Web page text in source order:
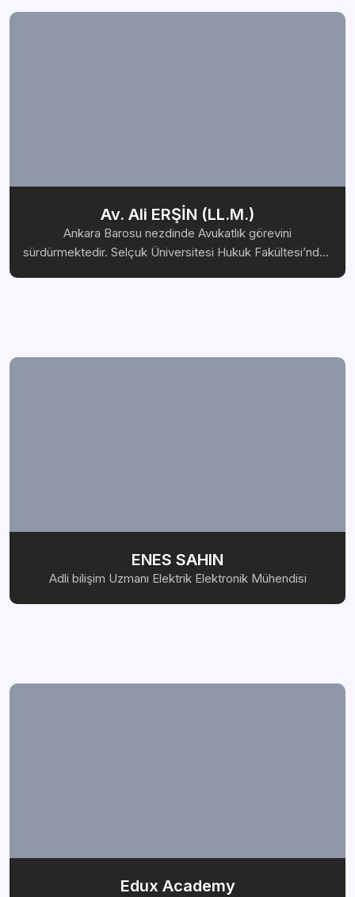
Av. Ali ERŞİN (LL.M.)
Ankara Barosu nezdinde Avukatlık görevini
sürdürmektedir. Selçuk Üniversitesi Hukuk Fakültesi’nden
ENES SAHIN
Adli bilişim Uzmanı Elektrik Elektronik Mühendisi
Edux Academy